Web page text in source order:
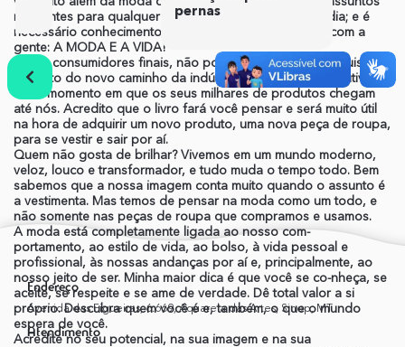
relevantes para qualquer pessoa utilizar no seu dia a dia; e é
necessário conhecimento desse tema que mexe tanto com a
gente: A MODA E A VIDA!
Como consumidores finais, não podemos parar de pesquisar a
respeito do novo caminho da indústria e da cadeia produtiva,
até o momento em que os seus milhares de produtos chegam
até nós. Acredito que o livro fará você pensar e será muito útil
na hora de adquirir um novo produto, uma nova peça de roupa,
para se vestir e sair por aí.
Quem não gosta de brilhar? Vivemos em um mundo moderno,
veloz, louco e transformador, e tudo muda o tempo todo. Bem
sabemos que a nossa imagem conta muito quando o assunto é
a vestimenta. Mas temos de pensar na moda como um todo, e
não somente nas peças de roupa que compramos e usamos.
A moda está completamente ligada ao nosso com-
portamento, ao estilo de vida, ao bolso, à vida pessoal e
profissional, às nossas andanças por aí e, principalmente, ao
nosso jeito de ser. Minha maior dica é que você se co-nheça, se
aceite, se respeite e se ame de verdade. Dê total valor a si
próprio. Descubra quem você é e, também, o que o mundo
espera de você.
Acredite no seu potencial, na sua imagem e na sua
pernas
Endereço
Avenida das Figueiras, 6.669, Aquarela das Artes, Sinop, MT
Atendimento